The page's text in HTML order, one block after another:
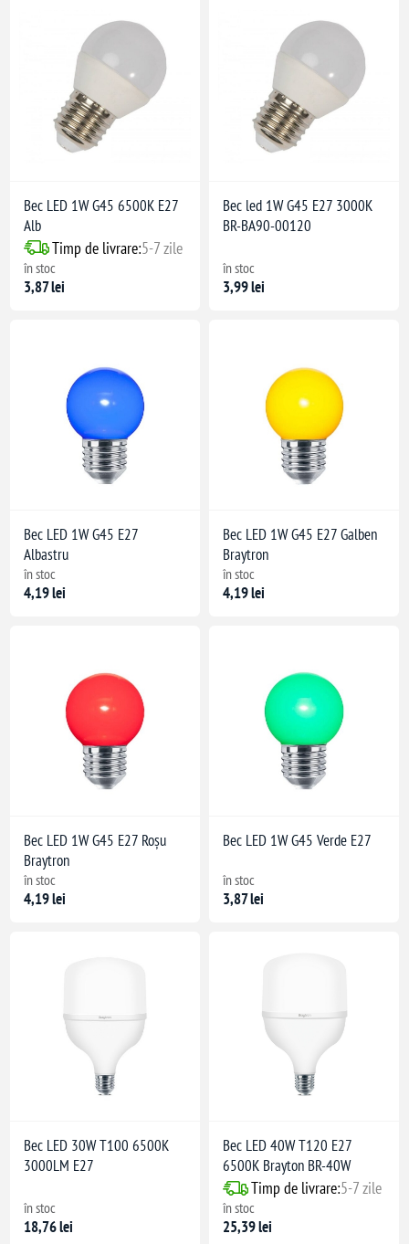
Bec LED 1W G45 6500K E27
Alb
Timp de livrare:5-7 zile
în stoc
3,87 lei
Bec led 1W G45 E27 3000K
BR-BA90-00120
în stoc
3,99 lei
Bec LED 1W G45 E27
Albastru
în stoc
4,19 lei
Bec LED 1W G45 E27 Galben
Braytron
în stoc
4,19 lei
Bec LED 1W G45 E27 Roșu
Braytron
în stoc
4,19 lei
Bec LED 1W G45 Verde E27
în stoc
3,87 lei
Bec LED 30W T100 6500K
3000LM E27
în stoc
18,76 lei
Bec LED 40W T120 E27
6500K Brayton BR-40W
Timp de livrare:5-7 zile
în stoc
25,39 lei